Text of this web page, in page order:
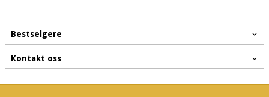
Bestselgere
Kontakt oss